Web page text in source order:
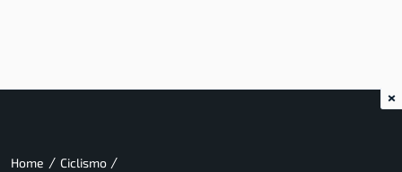
Home / Ciclismo /
×